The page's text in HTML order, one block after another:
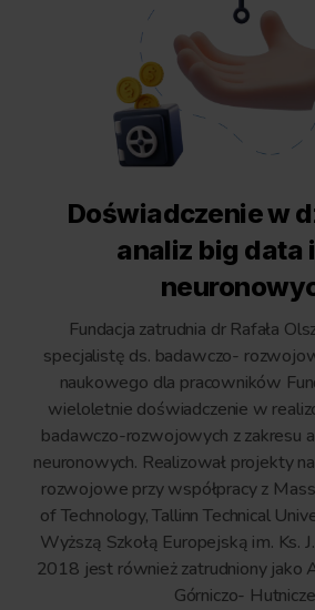
Doświadczenie w
analiz big data
Fundacja zatrudnia dr Rafała
specjalistę ds. badawczo-
naukowego dla pracowników
wieloletnie doświadczenie w
badawczo-rozwojowych z zakresu
neuronowych. Realizował projekty
rozwojowe przy współpracy z
of Technology, Tallinn Technical
Wyższą Szkołą Europejską im. Ks.
2018 jest również zatrudniony jako
Górniczo-